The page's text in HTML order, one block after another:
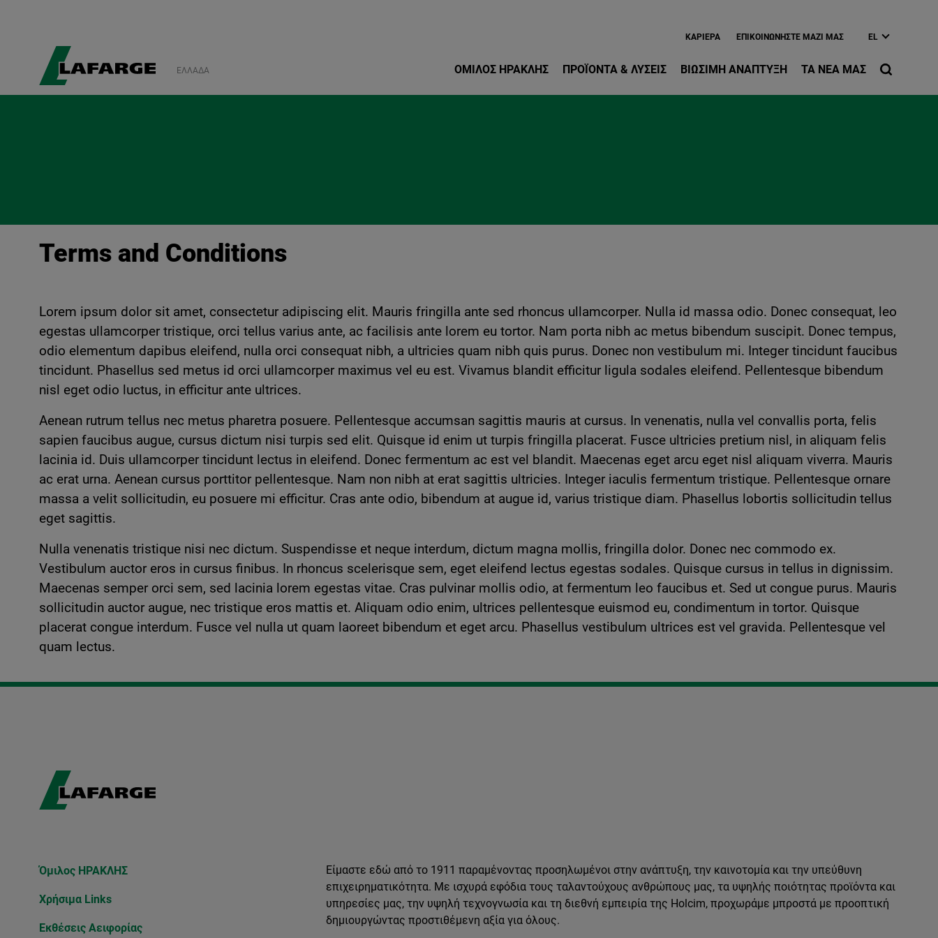
ΕΛΛΆΔΑ
ΚΑΡΙΈΡΑ EΠΙΚΟΙΝΩΝΉΣΤΕ ΜΑΖΊ ΜΑΣ EL
ΌΜΙΛΟΣ ΗΡΑΚΛΗΣ ΠΡΟΪΌΝΤΑ & ΛΎΣΕΙΣ ΒΙΏΣΙΜΗ ΑΝΆΠΤΥΞΗ ΤΑ ΝΈΑ ΜΑΣ
Terms and Conditions
Lorem ipsum dolor sit amet, consectetur adipiscing elit. Mauris fringilla ante sed rhoncus ullamcorper. Nulla id massa odio. Donec consequat, leo
egestas ullamcorper tristique, orci tellus varius ante, ac facilisis ante lorem eu tortor. Nam porta nibh ac metus bibendum suscipit. Donec tempus,
odio elementum dapibus eleifend, nulla orci consequat nibh, a ultricies quam nibh quis purus. Donec non vestibulum mi. Integer tincidunt faucibus
tincidunt. Phasellus sed metus id orci ullamcorper maximus vel eu est. Vivamus blandit efficitur ligula sodales eleifend. Pellentesque bibendum
nisl eget odio luctus, in efficitur ante ultrices.
Aenean rutrum tellus nec metus pharetra posuere. Pellentesque accumsan sagittis mauris at cursus. In venenatis, nulla vel convallis porta, felis
sapien faucibus augue, cursus dictum nisi turpis sed elit. Quisque id enim ut turpis fringilla placerat. Fusce ultricies pretium nisl, in aliquam felis
lacinia id. Duis ullamcorper tincidunt lectus in eleifend. Donec fermentum ac est vel blandit. Maecenas eget arcu eget nisl aliquam viverra. Mauris
ac erat urna. Aenean cursus porttitor pellentesque. Nam non nibh at erat sagittis ultricies. Integer iaculis fermentum tristique. Pellentesque ornare
massa a velit sollicitudin, eu posuere mi efficitur. Cras ante odio, bibendum at augue id, varius tristique diam. Phasellus lobortis sollicitudin tellus
eget sagittis.
Nulla venenatis tristique nisi nec dictum. Suspendisse et neque interdum, dictum magna mollis, fringilla dolor. Donec nec commodo ex.
Vestibulum auctor eros in cursus finibus. In rhoncus scelerisque sem, eget eleifend lectus egestas sodales. Quisque cursus in tellus in dignissim.
Maecenas semper orci sem, sed lacinia lorem egestas vitae. Cras pulvinar mollis odio, at fermentum leo faucibus et. Sed ut congue purus. Mauris
sollicitudin auctor augue, nec tristique eros mattis et. Aliquam odio enim, ultrices pellentesque euismod eu, condimentum in tortor. Quisque
placerat congue interdum. Fusce vel nulla ut quam laoreet bibendum et eget arcu. Phasellus vestibulum ultrices est vel gravida. Pellentesque vel
quam lectus.
Όμιλος ΗΡΑΚΛΗΣ
Χρήσιμα Links
Εκθέσεις Αειφορίας
Είμαστε εδώ από το 1911 παραμένοντας προσηλωμένοι στην ανάπτυξη, την καινοτομία και την υπεύθυνη
επιχειρηματικότητα. Με ισχυρά εφόδια τους ταλαντούχους ανθρώπους μας, τα υψηλής ποιότητας προϊόντα και
υπηρεσίες μας, την υψηλή τεχνογνωσία και τη διεθνή εμπειρία της Holcim, προχωράμε μπροστά με προοπτική
δημιουργώντας προστιθέμενη αξία για όλους.